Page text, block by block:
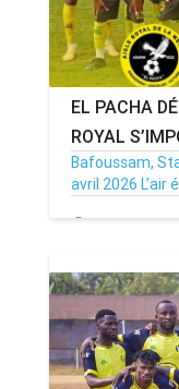
EL PACHA
ROYAL
Bafoussam,
avril 2026
27/04/26